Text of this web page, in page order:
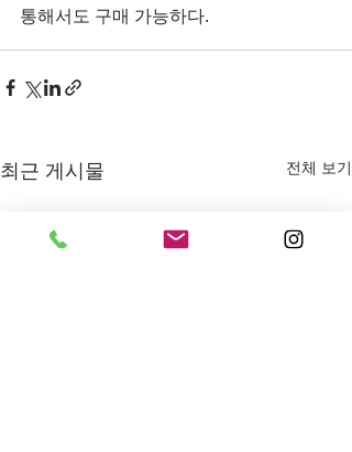
통해서도 구매 가능하다.
최근 게시물 전체 보기